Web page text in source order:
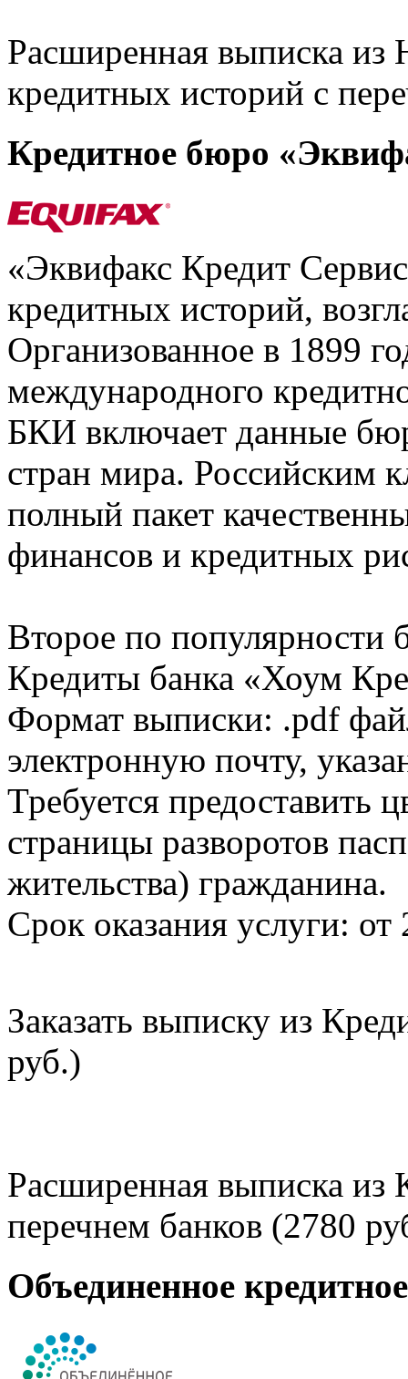
Расширенная выписка из
кредитных историй с
Кредитное бюро
«Эквифакс Кредит
кредитных историй,
Организованное в 1899
международного
БКИ включает данные
стран мира. Российским
полный пакет
финансов и кредитных
Второе по популярности
Кредиты банка «Хоум
Формат выписки: .pdf
электронную почту,
Требуется предоставить
страницы разворотов
жительства) гражданина.
Срок оказания услуги: от
Заказать выписку из
руб.)
Расширенная выписка из
перечнем банков (2780
Объединенное